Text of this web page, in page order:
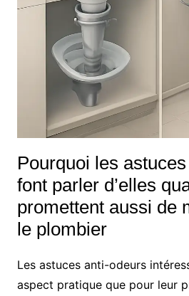
Pourquoi les
font parler d’elles
promettent aussi de
le plombier
Les astuces anti-odeurs
aspect pratique que pour leur